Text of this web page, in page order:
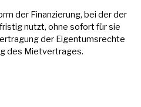
der Finanzierung, bei der der
nutzt, ohne sofort für sie
der Eigentumsrechte
des Mietvertrages.